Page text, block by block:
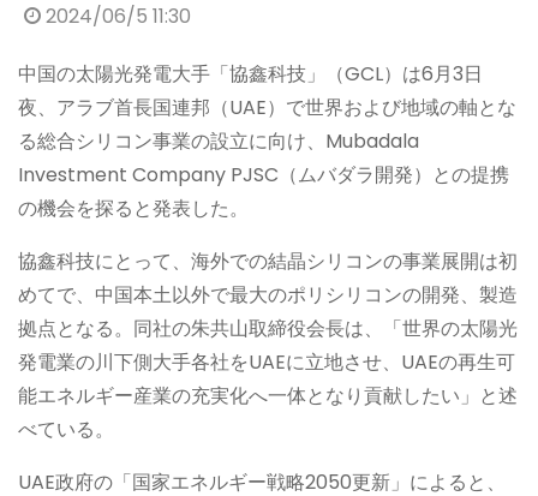
2024/06/5 11:30
中国の太陽光発電大手「協鑫科技」（GCL）は6月3日
夜、アラブ首長国連邦（UAE）で世界および地域の軸とな
る総合シリコン事業の設立に向け、Mubadala
Investment Company PJSC（ムバダラ開発）との提携
の機会を探ると発表した。
協鑫科技にとって、海外での結晶シリコンの事業展開は初
めてで、中国本土以外で最大のポリシリコンの開発、製造
拠点となる。同社の朱共山取締役会長は、「世界の太陽光
発電業の川下側大手各社をUAEに立地させ、UAEの再生可
能エネルギー産業の充実化へ一体となり貢献したい」と述
べている。
UAE政府の「国家エネルギー戦略2050更新」によると、